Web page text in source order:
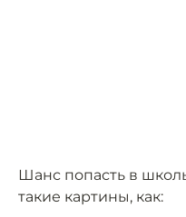
Шанс попасть в
такие картины, как: